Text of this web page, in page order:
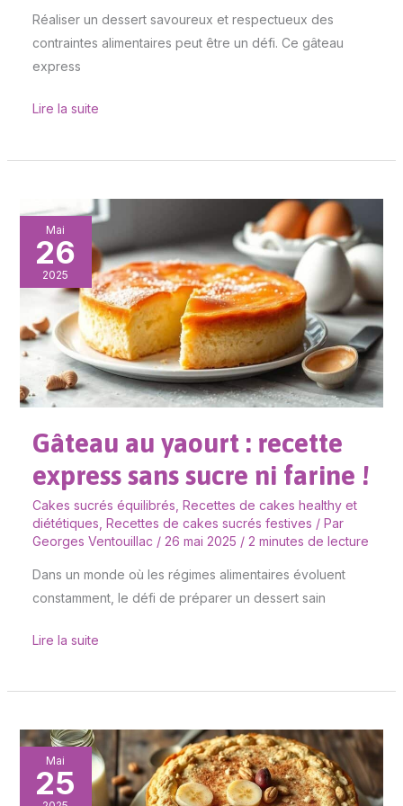
Réaliser un dessert savoureux et respectueux des
contraintes alimentaires peut être un défi. Ce gâteau
express
Lire la suite
Mai
26
2025
Gâteau au yaourt : recette
express sans sucre ni farine !
Cakes sucrés équilibrés Recettes de cakes healthy et
diététiques Recettes de cakes sucrés festives / Par
Georges Ventouillac / 26 mai 2025 / 2 minutes de lecture
Dans un monde où les régimes alimentaires évoluent
constamment, le défi de préparer un dessert sain
Gâteau
au
yaourt
recette
express
sucre
farine
Lire la suite
Mai
25
Gâteau
flocons